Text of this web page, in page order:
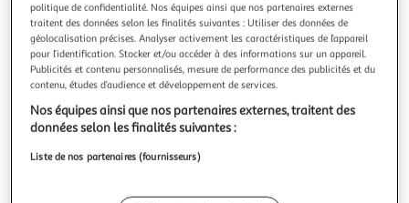
A partir de 2,99€
Plus d'options
Vendu parBoulanger 9,99€
Livraison dès 8/9 jours
4,99€
politique de confidentialité. Nos équipes ainsi que nos partenaires externes
traitent des données selon les finalités suivantes : Utiliser des données de
géolocalisation précises. Analyser activement les caractéristiques de l’appareil
pour l’identification. Stocker et/ou accéder à des informations sur un appareil.
Publicités et contenu personnalisés, mesure de performance des publicités et du
contenu, études d’audience et développement de services.
Nos équipes ainsi que nos partenaires externes, traitent des
données selon les finalités suivantes :
Liste de nos partenaires (fournisseurs)